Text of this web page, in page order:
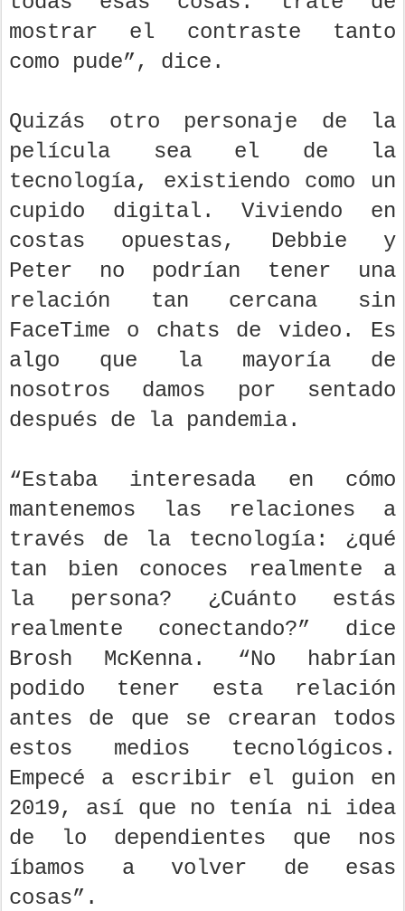
mostrar el contraste tanto
como pude”, dice.
Quizás otro personaje de la
película sea el de la
tecnología, existiendo como un
cupido digital. Viviendo en
costas opuestas, Debbie y
Peter no podrían tener una
relación tan cercana sin
FaceTime o chats de video. Es
algo que la mayoría de
nosotros damos por sentado
después de la pandemia.
“Estaba interesada en cómo
mantenemos las relaciones a
través de la tecnología: ¿qué
tan bien conoces realmente a
la persona? ¿Cuánto estás
realmente conectando?” dice
Brosh McKenna. “No habrían
podido tener esta relación
antes de que se crearan todos
estos medios tecnológicos.
Empecé a escribir el guion en
2019, así que no tenía ni idea
de lo dependientes que nos
íbamos a volver de esas
cosas”.